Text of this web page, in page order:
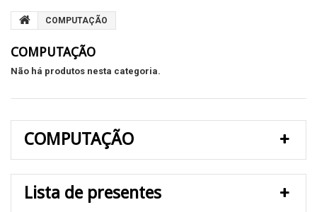
COMPUTAÇÃO
COMPUTAÇÃO
Não há produtos nesta categoria.
COMPUTAÇÃO
Lista de presentes